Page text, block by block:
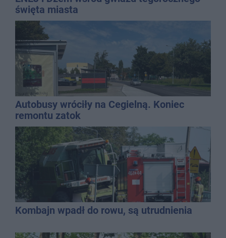
święta miasta
Autobusy wróciły na Cegielną. Koniec
remontu zatok
Kombajn wpadł do rowu, są utrudnienia